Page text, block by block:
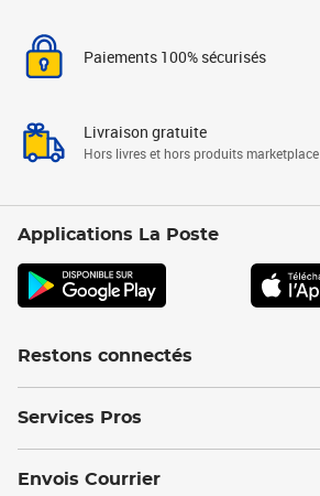
Paiements 100% sécurisés
Livraison gratuite
Hors livres et hors produits marketplace
Applications La Poste
Restons connectés
Services Pros
Envois Courrier